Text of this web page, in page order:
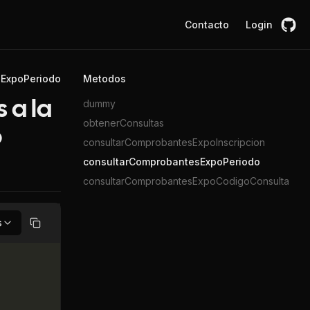
Contacto Login
a la
Copiar
Metodos
dummy
obtenerConsultas
consultarComprobantesExpoInscripcion
consultarComprobantesExpoPeriodo
consultarComprobantesExpoCodigoConsulta